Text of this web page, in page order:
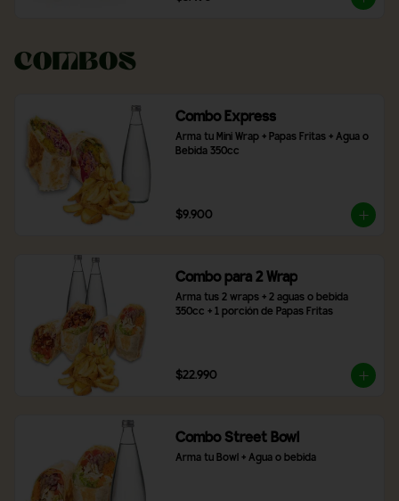
Combos
Combo Express
Arma tu Mini Wrap + Papas Fritas + Agua o
Bebida 350cc
$9.900
Combo para 2 Wrap
Arma tus 2 wraps + 2 aguas o bebida
350cc + 1 porción de Papas Fritas
$22.990
Combo Street Bowl
Arma tu Bowl + Agua o bebida